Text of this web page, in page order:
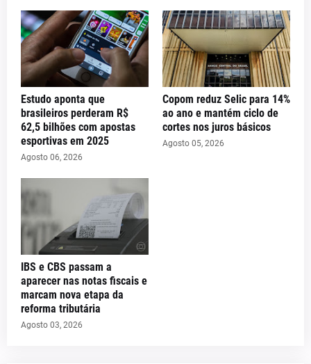
Estudo aponta que
brasileiros perderam R$
62,5 bilhões com apostas
esportivas em 2025
Agosto 06, 2026
Copom reduz Selic para 14%
ao ano e mantém ciclo de
cortes nos juros básicos
Agosto 05, 2026
IBS e CBS passam a
aparecer nas notas fiscais e
marcam nova etapa da
reforma tributária
Agosto 03, 2026